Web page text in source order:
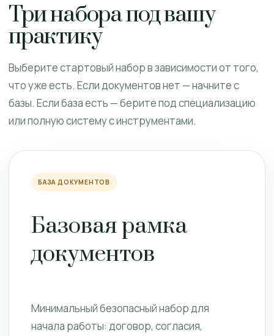
Три набора под вашу
практику
Выберите стартовый набор в зависимости от того,
что уже есть. Если документов нет — начните с
базы. Если база есть — берите под специализацию
или полную систему с инструментами.
БАЗА ДОКУМЕНТОВ
Базовая рамка
документов
Минимальный безопасный набор для
начала работы: договор, согласия,